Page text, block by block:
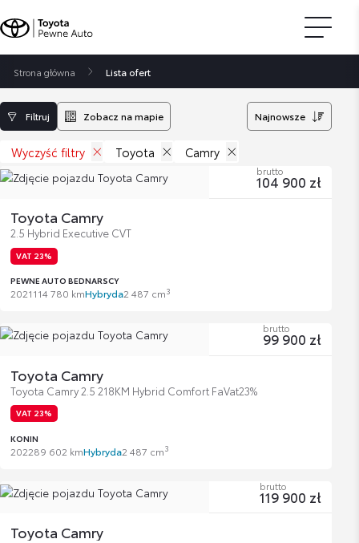
Strona główna Lista ofert
Filtruj Zobacz na mapie Najnowsze
Wyczyść filtry Toyota Camry
Toyota Camry
2.5 Hybrid Executive CVT
VAT 23%
PEWNE AUTO BEDNARSCY
2021114 780 kmHybryda2 487 cm3
brutto
104 900 zł
Toyota Camry
Toyota Camry 2.5 218KM Hybrid Comfort FaVat23%
VAT 23%
KONIN
202289 602 kmHybryda2 487 cm3
brutto
99 900 zł
Toyota Camry
brutto
119 900 zł